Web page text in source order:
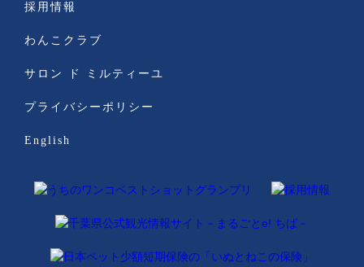
採用情報
わんこクラブ
サロン ド ミルティーユ
プライバシーポリシー
English